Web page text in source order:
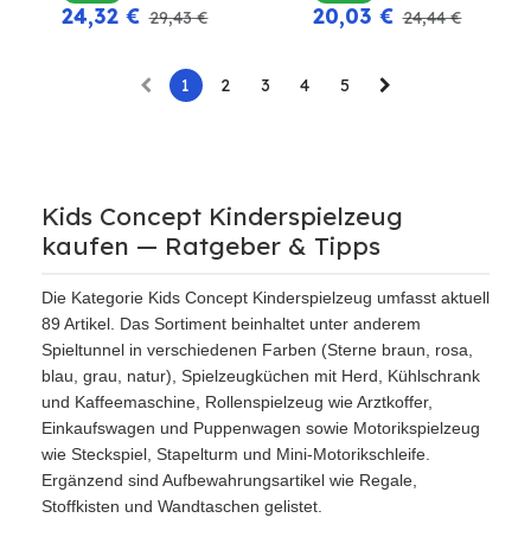
24,32€ 29,43€ 20,03 € 24,44€
1 2 3 4 5
Kids Concept Kinderspielzeug
kaufen — Ratgeber & Tipps
Die Kategorie Kids Concept Kinderspielzeug umfasst aktuell
89 Artikel. Das Sortiment beinhaltet unter anderem
Spieltunnel in verschiedenen Farben (Sterne braun, rosa,
blau, grau, natur), Spielzeugküchen mit Herd, Kühlschrank
und Kaffeemaschine, Rollenspielzeug wie Arztkoffer,
Einkaufswagen und Puppenwagen sowie Motorikspielzeug
wie Steckspiel, Stapelturm und Mini-Motorikschleife.
Ergänzend sind Aufbewahrungsartikel wie Regale,
Stoffkisten und Wandtaschen gelistet.